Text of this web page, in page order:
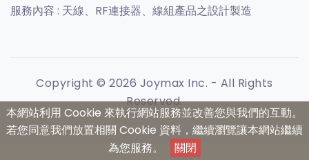
服務內容 : 天線、RF連接器、線組產品之設計製造
Copyright © 2026 Joymax Inc. - All Rights
Reserved.
本網站利用 Cookie 來執行網站服務並改善您與我們的互動。
若您同意我們放置相關 Cookie 資料，繼續瀏覽讓本網站繼續
為您服務。